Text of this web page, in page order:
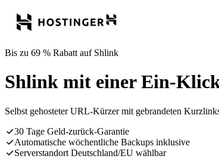
Bis zu 69 % Rabatt auf Shlink
Shlink mit einer Ein-
Selbst gehosteter URL-Kürzer mit gebrandeten
30 Tage Geld-zurück-Garantie
Automatische wöchentliche Backups inklusive
Serverstandort Deutschland/EU wählbar